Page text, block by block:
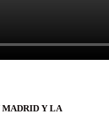
MADRID Y LA